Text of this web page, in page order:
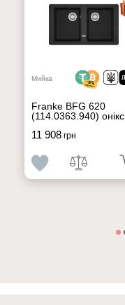
Мийка
Franke BFG 620
(114.0363.940) онікс
11 908грн